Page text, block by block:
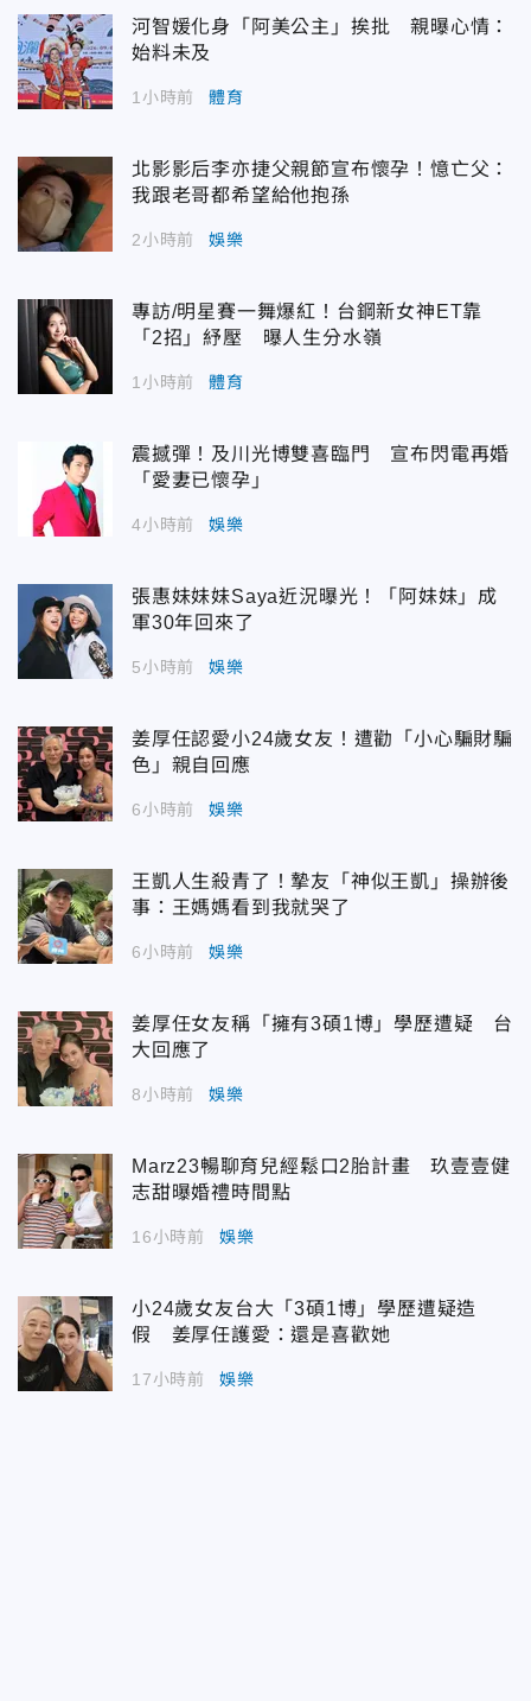
河智媛化身「阿美公主」挨批 親曝心情：
始料未及
1小時前 體育
北影影后李亦捷父親節宣布懷孕！憶亡父：
我跟老哥都希望給他抱孫
2小時前 娛樂
專訪/明星賽一舞爆紅！台鋼新女神ET靠
「2招」紓壓 曝人生分水嶺
1小時前 體育
震撼彈！及川光博雙喜臨門 宣布閃電再婚
「愛妻已懷孕」
4小時前 娛樂
張惠妹妹妹Saya近況曝光！「阿妹妹」成
軍30年回來了
5小時前 娛樂
姜厚任認愛小24歲女友！遭勸「小心騙財騙
色」親自回應
6小時前 娛樂
王凱人生殺青了！摯友「神似王凱」操辦後
事：王媽媽看到我就哭了
6小時前 娛樂
姜厚任女友稱「擁有3碩1博」學歷遭疑 台
大回應了
8小時前 娛樂
Marz23暢聊育兒經鬆口2胎計畫 玖壹壹健
志甜曝婚禮時間點
16小時前 娛樂
小24歲女友台大「3碩1博」學歷遭疑造
假 姜厚任護愛：還是喜歡她
17小時前 娛樂